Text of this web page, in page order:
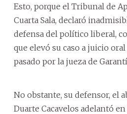
Esto, porque el Tribunal de
Cuarta Sala, declaró
defensa del político liberal,
que elevó su caso a juicio
pasado por la jueza de
No obstante, su defensor, el
Duarte Cacavelos adelantó